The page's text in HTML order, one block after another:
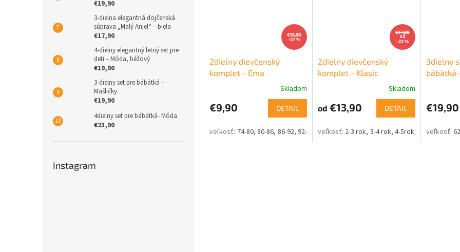
€19,90
3-dielna elegantná dojčenská
súprava „Malý Anjel“ – biela
€17,90
4-dielny elegantný letný set pre
deti – Móda, béžový
€19,90
3-dielny set pre bábätká –
Mašličky
€19,90
4dielny set pre bábätká- Móda
€23,90
Instagram
€15,90
–37 %
2dielny dievčenský
komplet - Ema
Skladom
€9,90 DETAIL
74-80 80-86 86-92 92-98
€17,90
až
–22 %
2dielny dievčenský
komplet - Klasic
Skladom
od €13,90 DETAIL
2-3 rok 3-4 rok 4-5rok 5-6 rok
3dielny
€19,90